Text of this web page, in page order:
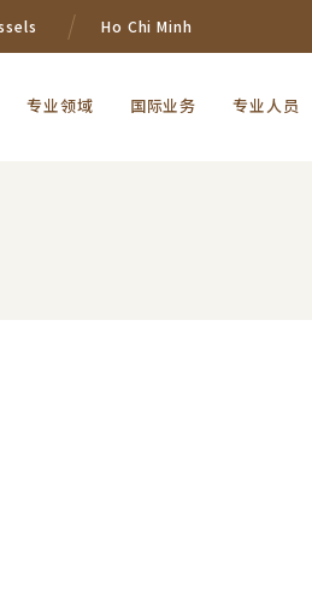
Ho Chi Minh
专业领域 国际业务 专业人员